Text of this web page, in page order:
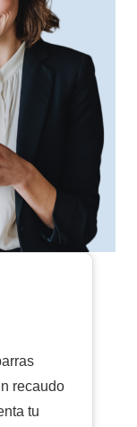
recaudo
tu